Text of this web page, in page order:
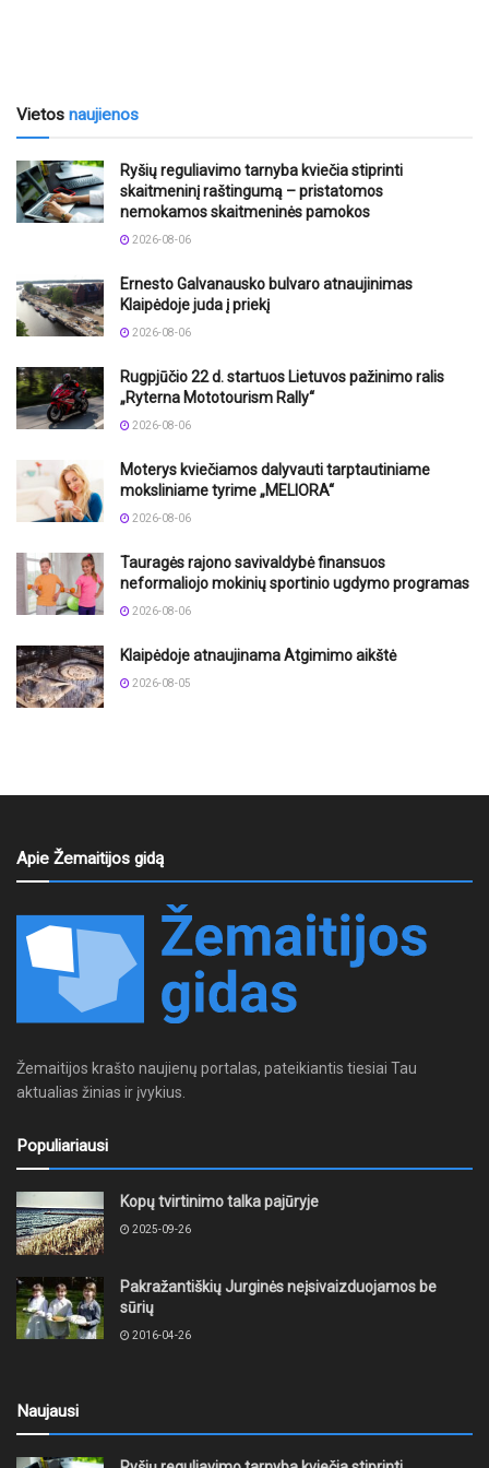
Vietos naujienos
Ryšių reguliavimo tarnyba kviečia stiprinti
skaitmeninį raštingumą – pristatomos
nemokamos skaitmeninės pamokos
2026-08-06
Ernesto Galvanausko bulvaro atnaujinimas
Klaipėdoje juda į priekį
2026-08-06
Rugpjūčio 22 d. startuos Lietuvos pažinimo ralis
„Ryterna Mototourism Rally“
2026-08-06
Moterys kviečiamos dalyvauti tarptautiniame
moksliniame tyrime „MELIORA“
2026-08-06
Tauragės rajono savivaldybė finansuos
neformaliojo mokinių sportinio ugdymo programas
2026-08-06
Klaipėdoje atnaujinama Atgimimo aikštė
2026-08-05
Apie Žemaitijos gidą
Žemaitijos krašto naujienų portalas, pateikiantis tiesiai Tau
aktualias žinias ir įvykius.
Populiariausi
Kopų tvirtinimo talka pajūryje
2025-09-26
Pakražantiškių Jurginės neįsivaizduojamos be
sūrių
2016-04-26
Naujausi